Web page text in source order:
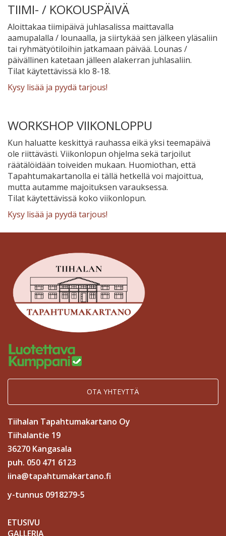
TIIMI- / KOKOUSPÄIVÄ
Aloittakaa tiimipäivä juhlasalissa maittavalla
aamupalalla / lounaalla, ja siirtykää sen jälkeen yläsaliin
tai ryhmätyötiloihin jatkamaan päivää. Lounas /
päivällinen katetaan jälleen alakerran juhlasaliin.
Tilat käytettävissä klo 8-18.
Kysy lisää ja pyydä tarjous!
WORKSHOP VIIKONLOPPU
Kun haluatte keskittyä rauhassa eikä yksi teemapäivä
ole riittävästi. Viikonlopun ohjelma sekä tarjoilut
räätälöidään toiveiden mukaan. Huomiothan, että
Tapahtumakartanolla ei tällä hetkellä voi majoittua,
mutta autamme majoituksen varauksessa.
Tilat käytettävissä koko viikonlopun.
Kysy lisää ja pyydä tarjous!
OTA YHTEYTTÄ
Tiihalan Tapahtumakartano Oy
Tiihalantie 19
36270 Kangasala
puh. 050 471 6123
iina@tapahtumakartano.fi
y-tunnus 0918279-5
ETUSIVU
GALLERIA